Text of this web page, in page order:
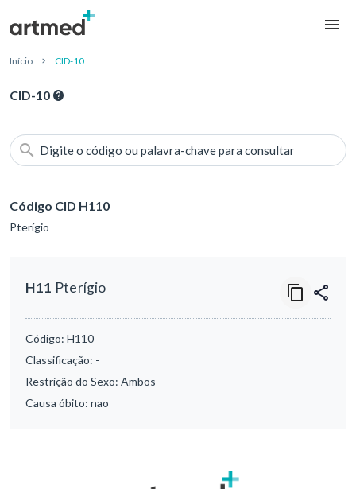
Início CID-10
CID-10
Digite o código ou palavra-chave para consultar
Código CID H110
Pterígio
H11 Pterígio
Código: H110
Classificação: -
Restrição do Sexo: Ambos
Causa óbito: nao